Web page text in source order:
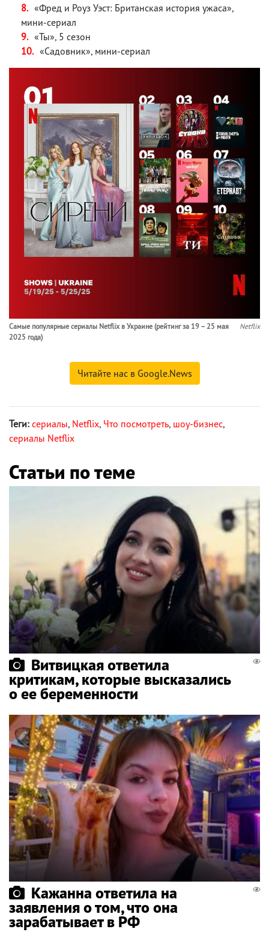
«Фред и Роуз Уэст: Британская история ужаса»,
мини-сериал
«Ты», 5 сезон
«Садовник», мини-сериал
Самые популярные сериалы Netflix в Украине (рейтинг за 19 – 25 мая
2025 года)
Netflix
Читайте нас в Google.News
Теги: сериалы, Netflix, Что посмотреть, шоу-бизнес,
сериалы Netflix
Статьи по теме
Витвицкая ответила
критикам, которые высказались
о ее беременности
Кажанна ответила на
заявления о том, что она
зарабатывает в РФ